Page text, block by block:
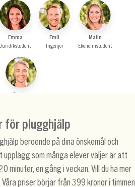
Emma
Juridikstudent
Emil
Ingenjör
Malin
Ekonomistudent
Gustav
för plugghjälp
beroende på dina önskemål och
som många elever väljer är att
minuter, en gång i veckan. Vill du ha mer
priser börjar från 399 kronor i timmen